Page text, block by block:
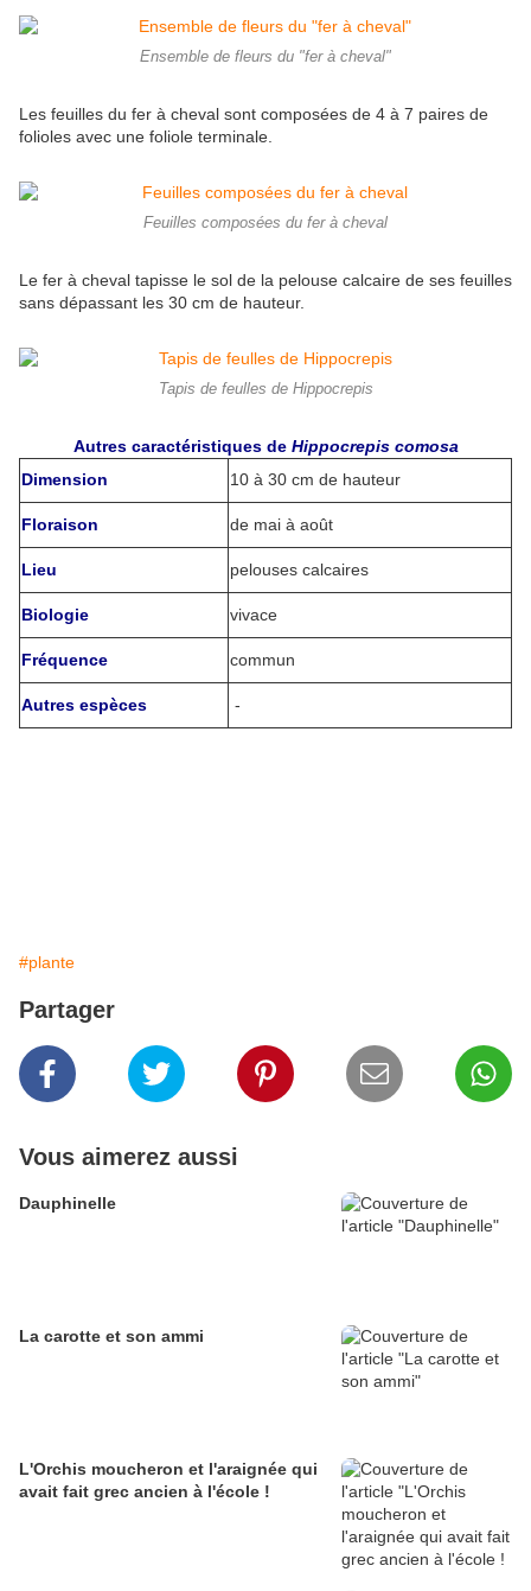
Ensemble de fleurs du "fer à cheval"
Les feuilles du fer à cheval sont composées de 4 à 7 paires de
folioles avec une foliole terminale.
Feuilles composées du fer à cheval
Le fer à cheval tapisse le sol de la pelouse calcaire de ses feuilles
sans dépassant les 30 cm de hauteur.
Tapis de feulles de Hippocrepis
Autres caractéristiques de Hippocrepis comosa
Dimension
10 à 30 cm de hauteur
Floraison de mai à août
Lieu pelouses calcaires
Biologie vivace
Fréquence commun
Autres espèces -
#plante
Partager
Vous aimerez aussi
Dauphinelle
La carotte et son ammi
L'Orchis moucheron et l'araignée qui
avait fait grec ancien à l'école !